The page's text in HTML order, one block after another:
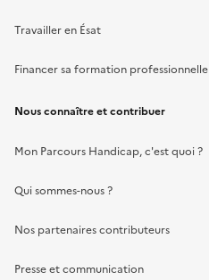
Travailler en Ésat
Financer sa formation professionnelle
Nous connaître et contribuer
Mon Parcours Handicap, c'est quoi ?
Qui sommes-nous ?
Nos partenaires contributeurs
Presse et communication